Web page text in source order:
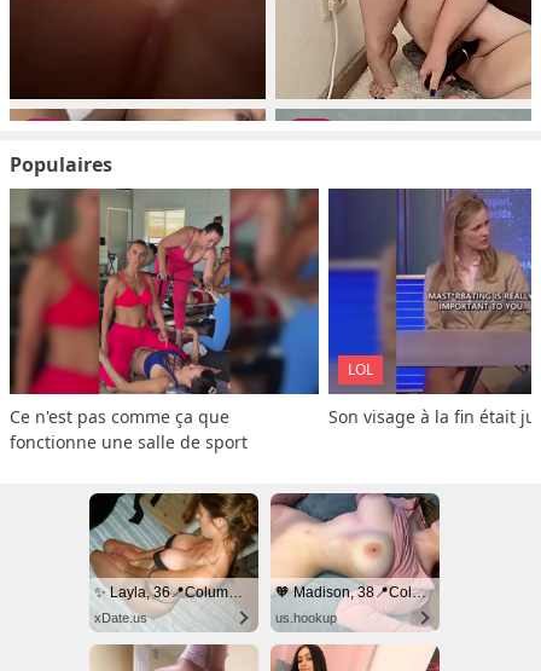
Populaires
Ce n'est pas comme ça que
fonctionne une salle de sport
LOL
Son visage à la fin était